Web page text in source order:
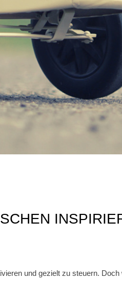
und gezielt zu steuern. Doch